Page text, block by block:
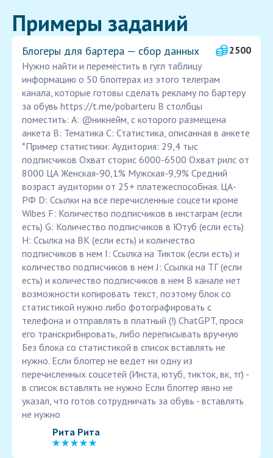
Примеры заданий
Блогеры для бартера — сбор данных
2500
Нужно найти и переместить в гугл таблицу
информацию о 50 блоггерах из этого телеграм
канала, которые готовы сделать рекламу по бартеру
за обувь https://t.me/pobarteru В столбцы
поместить: A: @никнейм, с которого размещена
анкета B: Тематика С: Статистика, описанная в анкете
*Пример статистики: Аудитория: 29,4 тыс
подписчиков Охват сторис 6000-6500 Охват рилс от
8000 ЦА Женская-90,1% Мужская-9,9% Средний
возраст аудитории от 25+ платежеспособная. ЦА-
РФ D: Ссылки на все перечисленные соцсети кроме
Wibes F: Количество подписчиков в инстаграм (если
есть) G: Количество подписчиков в Ютуб (если есть)
H: Ссылка на ВК (если есть) и количество
подписчиков в нем I: Ссылка на Тикток (если есть) и
количество подписчиков в нем J: Ссылка на ТГ (если
есть) и количество подписчиков в нем В канале нет
возможности копировать текст, поэтому блок со
статистикой нужно либо фотографировать с
телефона и отправлять в платный (!) ChatGPT, прося
его транскрибировать, либо переписывать вручную
Без блока со статистикой в список вставлять не
нужно. Если блоггер не ведет ни одну из
перечисленных соцсетей (Инста, ютуб, тикток, вк, тг) -
в список вставлять не нужно Если блоггер явно не
указал, что готов сотрудничать за обувь - вставлять
не нужно
Рита Рита